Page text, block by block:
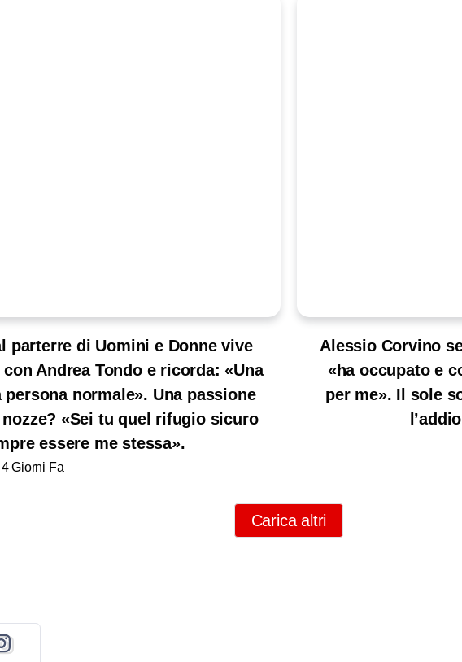
parterre di Uomini e Donne vive
con Andrea Tondo e ricorda: «Una
normale». Una passione
«Sei tu quel rifugio sicuro
essere me stessa».
4 Giorni Fa
Alessio Corvino
«ha occupato e
per me». Il sole
Carica altri